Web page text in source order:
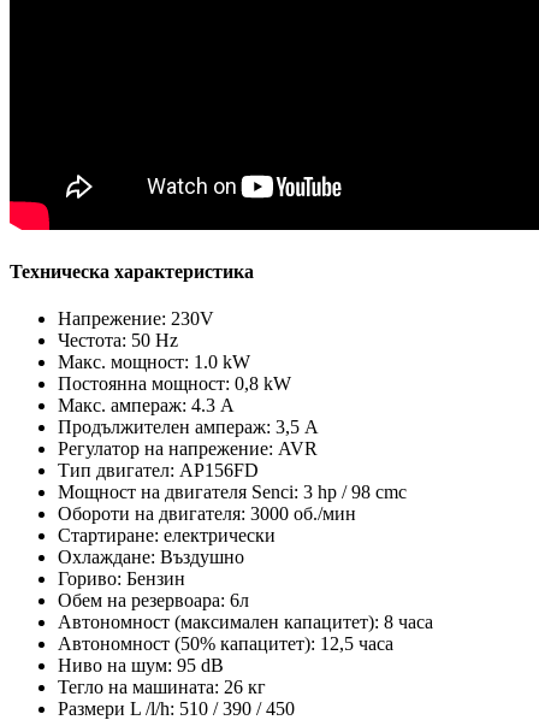
Техническа характеристика
Напрежение: 230V
Честота: 50 Hz
Макс. мощност: 1.0 kW
Постоянна мощност: 0,8 kW
Макс. ампераж: 4.3 A
Продължителен ампераж: 3,5 A
Регулатор на напрежение: AVR
Тип двигател: AP156FD
Мощност на двигателя Senci: 3 hp / 98 cmc
Обороти на двигателя: 3000 об./мин
Стартиране: електрически
Охлаждане: Въздушно
Гориво: Бензин
Обем на резервоара: 6л
Автономност (максимален капацитет): 8 часа
Автономност (50% капацитет): 12,5 часа
Ниво на шум: 95 dB
Тегло на машината: 26 кг
Размери L /l/h: 510 / 390 / 450